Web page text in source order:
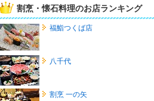
割烹・懐石料理のお店ランキング
福鮨つくば店
八千代
割烹 一の矢